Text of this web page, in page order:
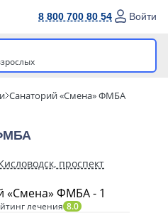
8 800 700 80 54 Войти
Санаторий «Смена» ФМБА
проспект
лечения 8.0